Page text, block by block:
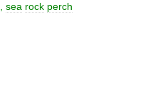
sea rock perch